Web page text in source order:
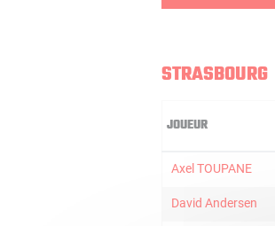
STRASBOURG
JOUEUR
Axel TOUPANE
David Andersen